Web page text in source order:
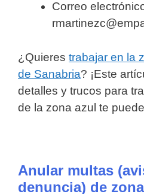
Correo
¿Quieres trabajar en la
de Sanabria? ¡Este
detalles y trucos para
de la zona azul te
Anular multas
denuncia) de